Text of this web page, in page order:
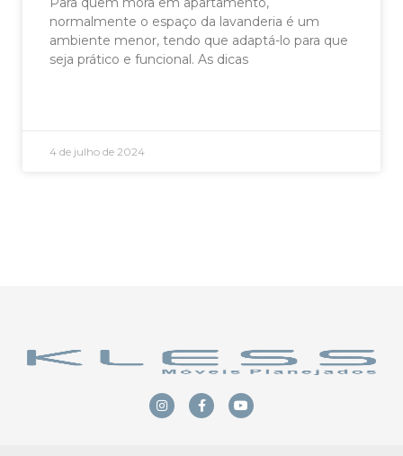
normalmente o espaço da lavanderia é um
ambiente menor, tendo que adaptá-lo para que
seja prático e funcional. As dicas
4 de julho de 2024